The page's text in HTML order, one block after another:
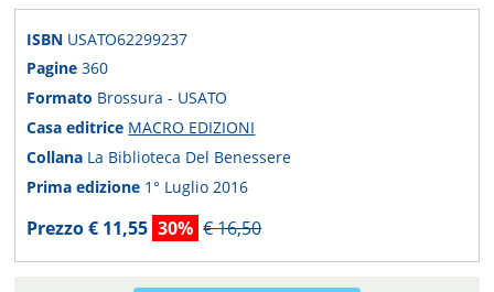
ISBN USATO62299237
Pagine360
Formato Brossura - USATO
Casa editrice MACRO EDIZIONI
Collana La Biblioteca Del Benessere
Prima edizione 1° Luglio 2016
Prezzo € 11,55 30% € 16,50